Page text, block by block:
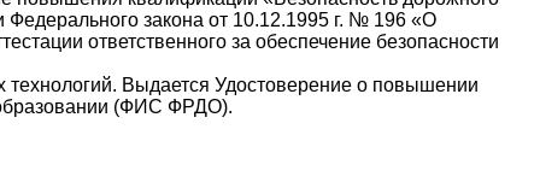
Федерального закона от 10.12.1995 г. № 196 «О
ответственного за обеспечение безопасности
Выдается Удостоверение о повышении
(ФИС ФРДО).